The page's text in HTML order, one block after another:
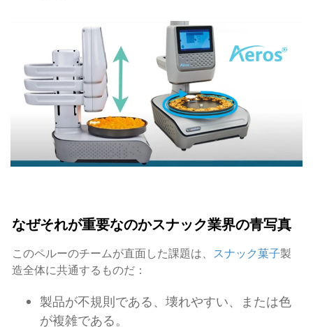
なぜそれが重要なのかスナック業界の青写真
このペルーのチームが直面した課題は、 スナック菓子製
造全体に共通するものだ：
製品が不規則である、壊れやすい、または色
が複雑である。